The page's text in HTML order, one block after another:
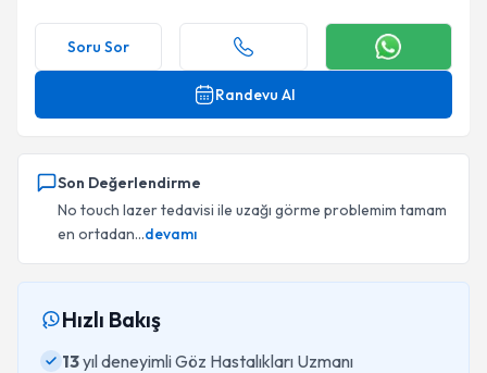
Soru Sor
Randevu Al
Son Değerlendirme
No touch lazer tedavisi ile uzağı görme problemim tamam
en ortadan...devamı
Hızlı Bakış
13yıl deneyimli Göz Hastalıkları Uzmanı